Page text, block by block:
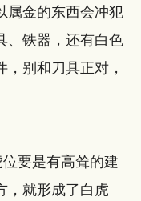
属金的东西会冲犯
、铁器，还有白色
别和刀具正对，
位要是有高耸的建
，就形成了白虎